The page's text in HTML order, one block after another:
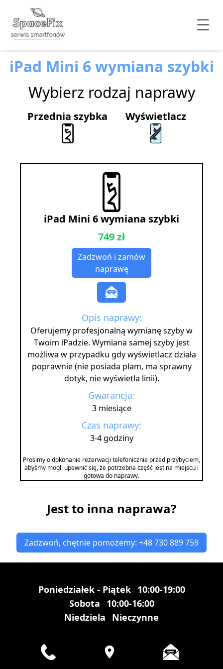
iPad Mini 6 wymiana szybki
Wybierz rodzaj naprawy
Przednia szybka Wyświetlacz
iPad Mini 6 wymiana szybki
749 zł
Zadzwoń i zamów
naprawę
Opis naprawy:
Oferujemy profesjonalną wymianę szyby w
Twoim iPadzie. Wymiana samej szyby jest
możliwa w przypadku gdy wyświetlacz działa
poprawnie (nie posiada plam, ma sprawny
dotyk, nie wyświetla linii).
Gwarancja:
3 miesiące
Czas naprawy:
3-4 godziny
Prosimy o dokonanie rezerwacji telefonicznie przed przybyciem,
abyśmy mogli upewnić się, że potrzebna część jest na miejscu i
gotowa do naprawy.
Jest to inna naprawa?
Zadzwoń, chętnie pomożemy: +48 730 889 759
Poniedziałek - Piątek 10:00-19:00
Sobota
10:00-16:00
Niedziela
Nieczynne